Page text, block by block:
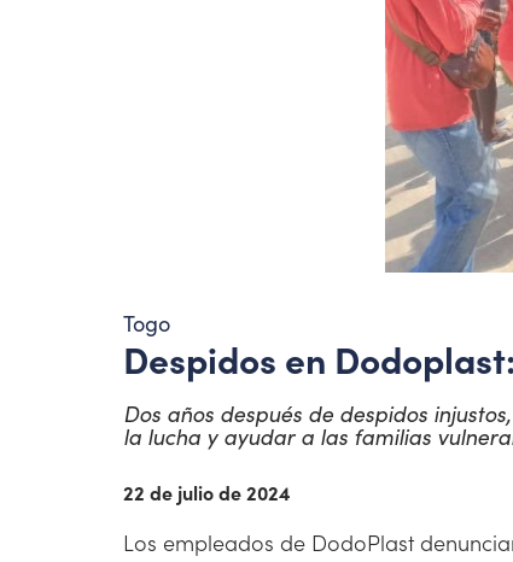
Togo
Despidos en
Dos años después de despidos
la lucha y ayudar a las familias
22 de julio de 2024
Los empleados de DodoPlast